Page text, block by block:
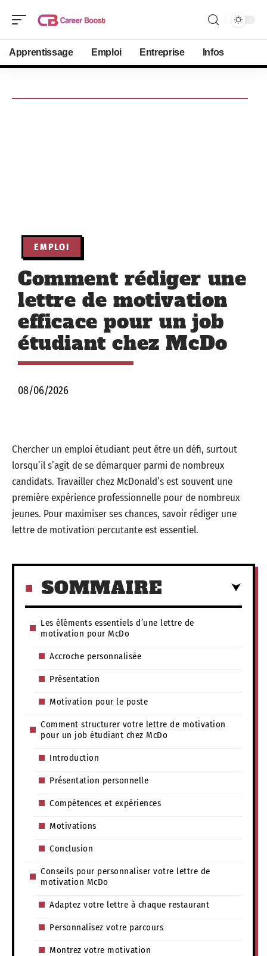
Apprentissage Emploi Entreprise Infos
EMPLOI
Comment rédiger une
lettre de motivation
efficace pour un job
étudiant chez McDo
08/06/2026
Chercher un emploi étudiant peut être un défi, surtout
lorsqu’il s’agit de se démarquer parmi de nombreux
candidats. Travailler chez McDonald’s est souvent une
première expérience professionnelle pour de nombreux
jeunes. Pour maximiser ses chances, savoir rédiger une
lettre de motivation percutante est essentiel.
SOMMAIRE
Les éléments essentiels d’une lettre de
motivation pour McDo
Accroche personnalisée
Présentation
Motivation pour le poste
Comment structurer votre lettre de motivation
pour un job étudiant chez McDo
Introduction
Présentation personnelle
Compétences et expériences
Motivations
Conclusion
Conseils pour personnaliser votre lettre de
motivation McDo
Adaptez votre lettre à chaque restaurant
Personnalisez votre parcours
Montrez votre motivation